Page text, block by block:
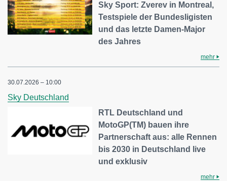
Sky Sport: Zverev in Montreal,
Testspiele der Bundesligisten
und das letzte Damen-Major
des Jahres
mehr
30.07.2026 – 10:00
Sky Deutschland
RTL Deutschland und
MotoGP(TM) bauen ihre
Partnerschaft aus: alle Rennen
bis 2030 in Deutschland live
und exklusiv
mehr